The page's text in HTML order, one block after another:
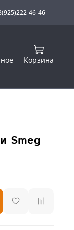
46-46
Корзина
Smeg